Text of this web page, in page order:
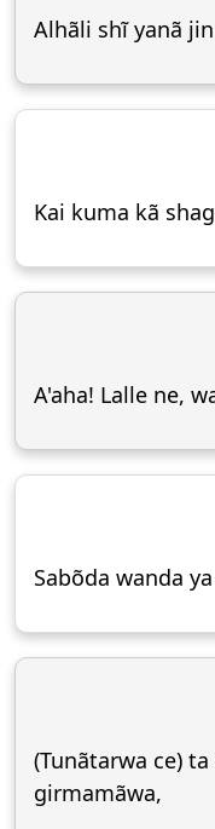
Alhãli shĩ yanã
Kai kuma kã
A'aha! Lalle ne,
Sabõda wanda
(Tunãtarwa ce)
girmamãwa,